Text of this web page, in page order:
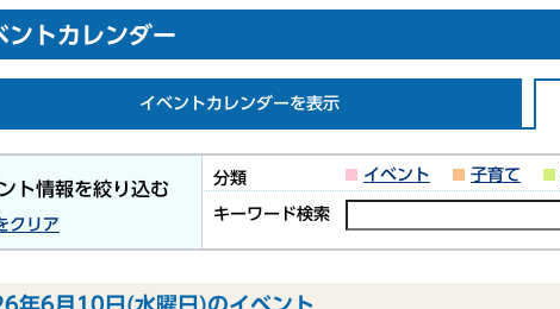
ントカレンダー
イベントカレンダーを表示
ト情報を絞り込む
クリア
分類 イベント 子育て
キーワード検索
年6月10日(水曜日)のイベント